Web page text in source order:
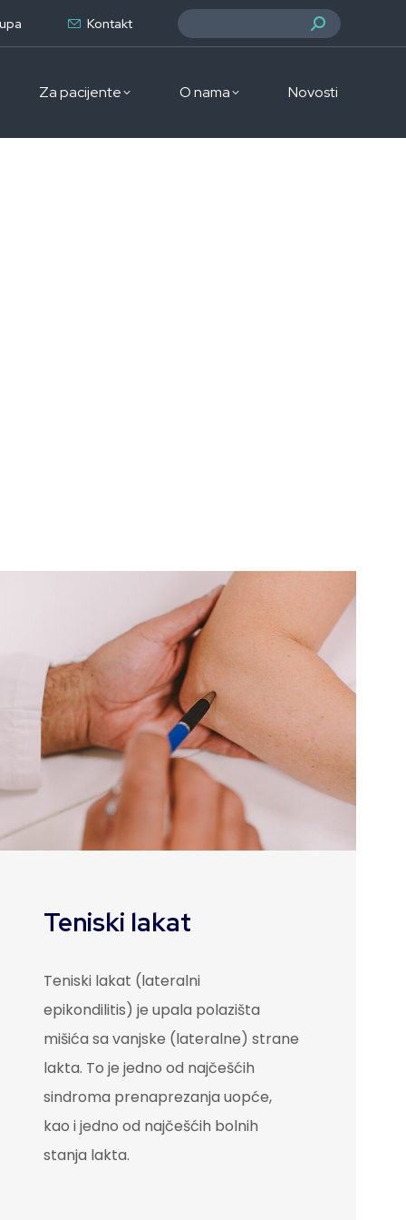
Kontakt Search:
Za pacijente O nama Novosti
Teniski lakat
Teniski lakat (lateralni
epikondilitis) je upala polazišta
mišića sa vanjske (lateralne) strane
lakta. To je jedno od najčešćih
sindroma prenaprezanja uopće,
kao i jedno od najčešćih bolnih
stanja lakta.